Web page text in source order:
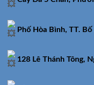
Phố Hòa Bình, TT.
128 Lê Thánh Tông,